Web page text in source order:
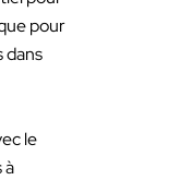
pour
dans
le
à